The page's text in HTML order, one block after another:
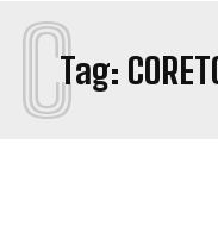
Tag:
C